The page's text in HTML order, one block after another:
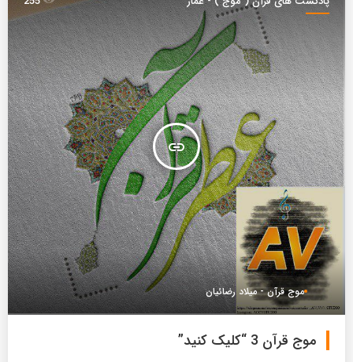
insert_link
موج قرآن - میلاد رضائیان
موج قرآن 3 “کلیک کنید”